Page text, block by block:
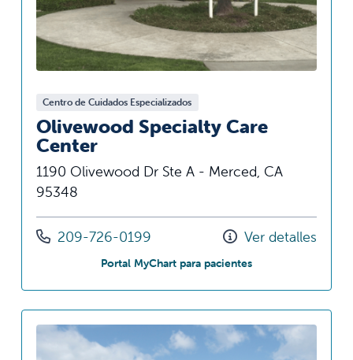
Centro de Cuidados Especializados
Olivewood Specialty Care
Center
1190 Olivewood Dr Ste A - Merced, CA
95348
Llámenos al
209-726-0199 Ver detalles
Portal MyChart para pacientesen Olivewood